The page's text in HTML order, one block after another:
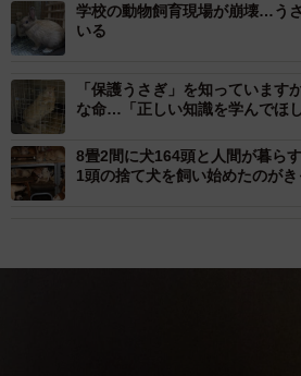
学校の動物飼育現場が崩壊…う
いる
「保護うさぎ」を知っていま
な命…「正しい知識を学んでほし
8畳2間に犬164頭と人間が暮ら
1頭の捨て犬を飼い始めたのが